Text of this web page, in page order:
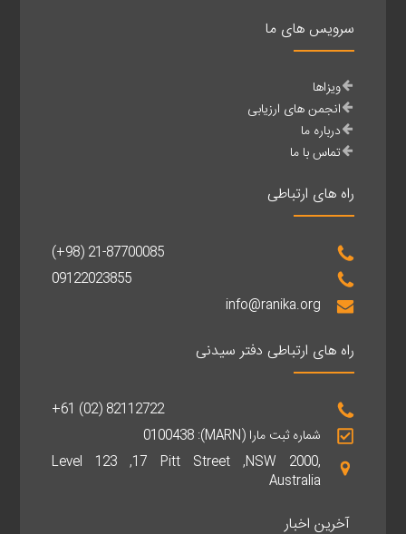
سرویس های ما
ویزاها
انجمن های ارزیابی
درباره ما
تماس با ما
راه های ارتباطی
(+98) 21-87700085
09122023855
info@ranika.org
راه های ارتباطی دفتر سیدنی
+61 (02) 82112722
شماره ثبت مارا (MARN): 0100438
Level 123 ,17 Pitt Street ,NSW 2000,
Australia
آخرین اخبار